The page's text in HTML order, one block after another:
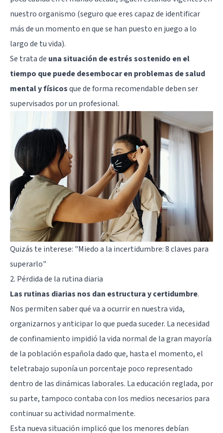
nuestro organismo (seguro que eres capaz de identificar
más de un momento en que se han puesto en juego a lo
largo de tu vida).
Se trata de una situación de estrés sostenido en el
tiempo que puede desembocar en problemas de salud
mental y físicosque de forma recomendable deben ser
supervisados por un profesional.
Quizás te interese: "Miedo a la incertidumbre: 8 claves para
superarlo"
2. Pérdida de la rutina diaria
Las rutinas diarias nos dan estructura y certidumbre.
Nos permiten saber qué va a ocurrir en nuestra vida,
organizarnos y anticipar lo que pueda suceder. La necesidad
de confinamiento impidió la vida normal de la gran mayoría
de la población española dado que, hasta el momento, el
teletrabajo suponía un porcentaje poco representado
dentro de las dinámicas laborales. La educación reglada, por
su parte, tampoco contaba con los medios necesarios para
continuar su actividad normalmente.
Esta nueva situación implicó que los menores debían